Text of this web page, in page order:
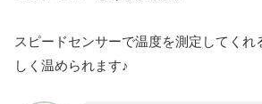
スピードセンサーで温度を測定してくれ
しく温められます♪